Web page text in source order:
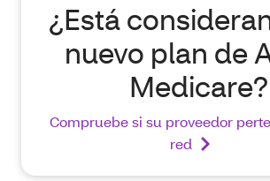
¿Está
nuevo plan de
Medicare?
Compruebe si su proveedor
red